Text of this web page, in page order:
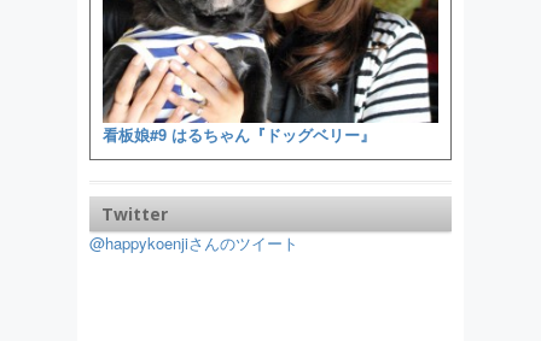
看板娘#9 はるちゃん『ドッグベリー』
Twitter
@happykoenjiさんのツイート